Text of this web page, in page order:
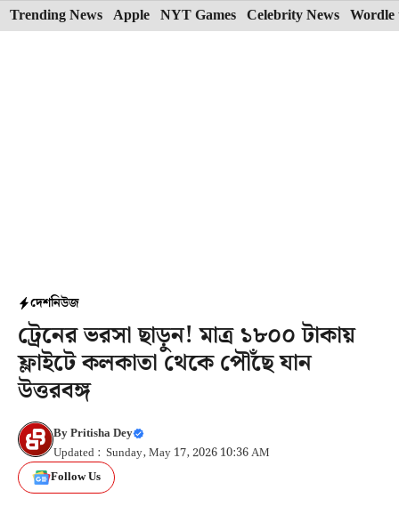
Skip
to
Trending News Apple NYT Games Celebrity News Wordle
দেশনিউজ
ট্রেনের ভরসা ছাড়ুন! মাত্র ১৮০০ টাকায়
ফ্লাইটে কলকাতা থেকে পৌঁছে যান
উত্তরবঙ্গ
ByPritisha Dey
Updated : Sunday, May 17, 2026 10:36 AM
Follow Us